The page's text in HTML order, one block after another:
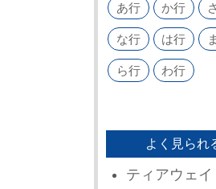
あ行 か行
な行 は行
ら行 わ行
よく見られ
ティアウェ